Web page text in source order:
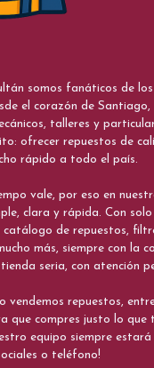
somos fanáticos de los
el corazón de Santiago,
talleres y
ofrecer repuestos de
rápido a todo el país.
vale, por eso en
clara y rápida. Con solo
catálogo de repuestos,
más, siempre con la
seria, con atención
vendemos repuestos,
que compres justo lo
equipo siempre
o teléfono!